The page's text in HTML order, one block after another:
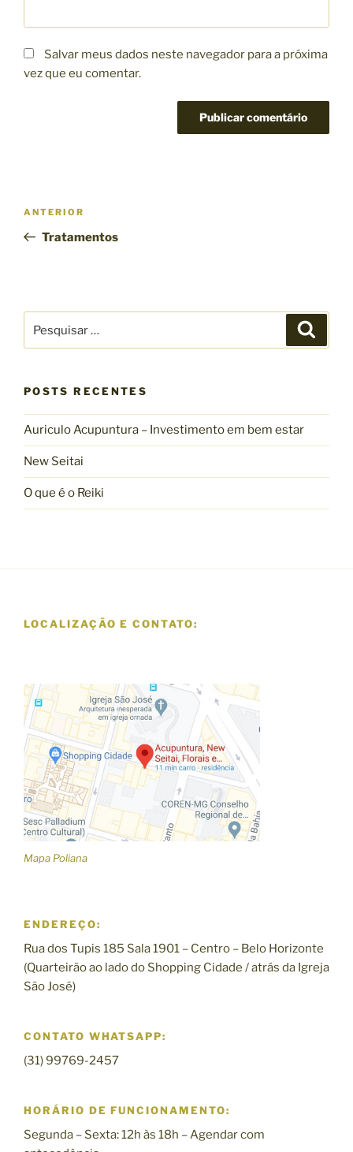
Salvar meus dados neste navegador para a próxima
vez que eu comentar.
Post
Post
anterior
ANTERIOR
Tratamentos
por:
POSTS RECENTES
Auriculo Acupuntura – Investimento em bem estar
New Seitai
O que é o Reiki
LOCALIZAÇÃO E CONTATO:
Mapa Poliana
ENDEREÇO:
Rua dos Tupis 185 Sala 1901 – Centro – Belo Horizonte
(Quarteirão ao lado do Shopping Cidade / atrás da Igreja
São José)
CONTATO WHATSAPP:
(31) 99769-2457
HORÁRIO DE FUNCIONAMENTO:
Segunda – Sexta: 12h às 18h – Agendar com